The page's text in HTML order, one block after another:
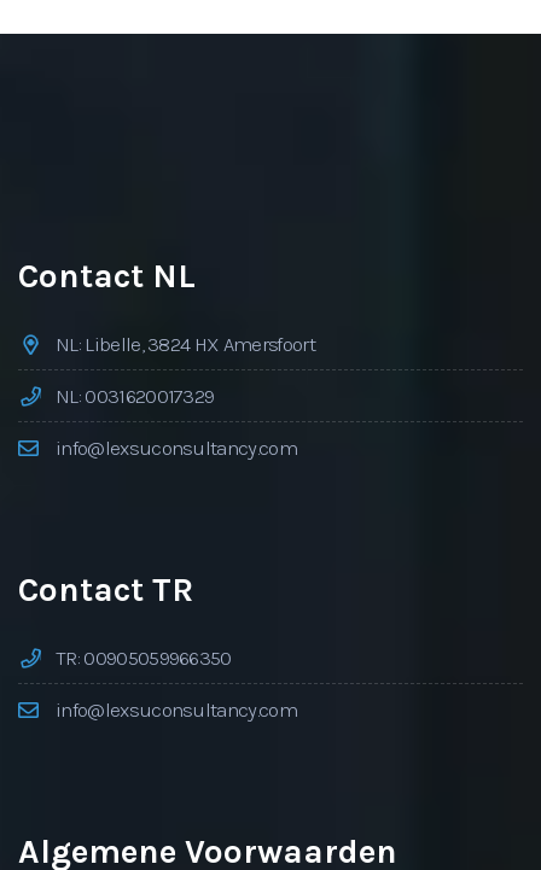
Contact NL
NL: Libelle, 3824 HX Amersfoort
NL: 0031620017329
info@lexsuconsultancy.com
Contact TR
TR: 00905059966350
info@lexsuconsultancy.com
Algemene Voorwaarden